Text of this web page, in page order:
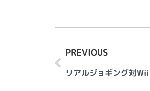
PREVIOUS
リアルジョギング対